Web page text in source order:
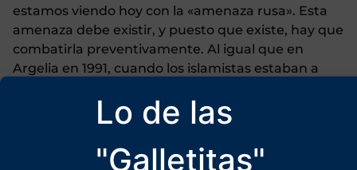
Lo de las
"Galletitas"
estamos viendo hoy con la «amenaza rusa». Esta
amenaza debe existir, y puesto que existe, hay que
combatirla preventivamente. Al igual que en
Argelia en 1991, cuando los islamistas estaban a
posible anular unas elecciones presidenciales con
el único argumento de que el candidato que
resultó vencedor en la primera vuelta se habría
beneficiado de una eficaz campaña en Tik-Tok,